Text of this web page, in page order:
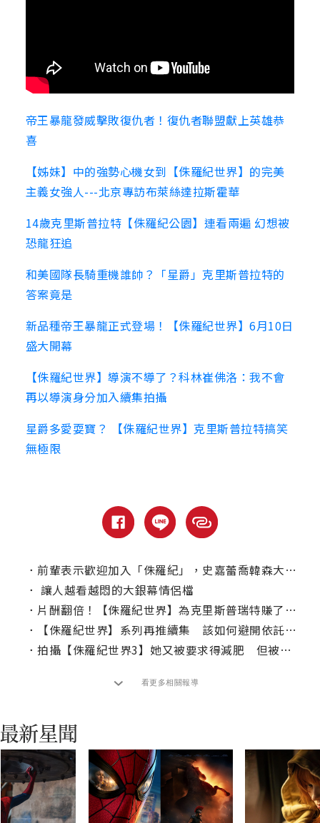
帝王暴龍發威擊敗復仇者！復仇者聯盟獻上英雄恭
喜
【姊妹】中的強勢心機女到【侏羅紀世界】的完美
主義女強人---北京專訪布萊絲達拉斯霍華
14歲克里斯普拉特【侏羅紀公園】連看兩遍 幻想被
恐龍狂追
和美國隊長騎重機誰帥？「星爵」克里斯普拉特的
答案竟是
新品種帝王暴龍正式登場！【侏羅紀世界】6月10日
盛大開幕
【侏羅紀世界】導演不導了？科林崔佛洛：我不會
再以導演身分加入續集拍攝
星爵多愛耍寶？ 【侏羅紀世界】克里斯普拉特搞笑
無極限
． 前輩表示歡迎加入「侏羅紀」，史嘉蕾喬韓森大驚喜！
． 讓人越看越悶的大銀幕情侶檔
． 片酬翻倍！【侏羅紀世界】為克里斯普瑞特賺了多少？
．
【侏羅紀世界】系列再推續集 該如何避開依託答辯？
． 拍攝【侏羅紀世界3】她又被要求得減肥 但被導演擋下了
看更多相關報導